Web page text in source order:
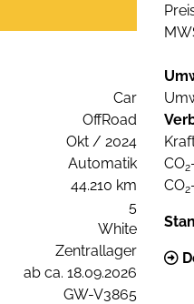
Car
OffRoad
Okt / 2024
Automatik
44.210 km
5
White
Zentrallager
ab ca. 18.09.2026
GW-V3865
CO2
CO2